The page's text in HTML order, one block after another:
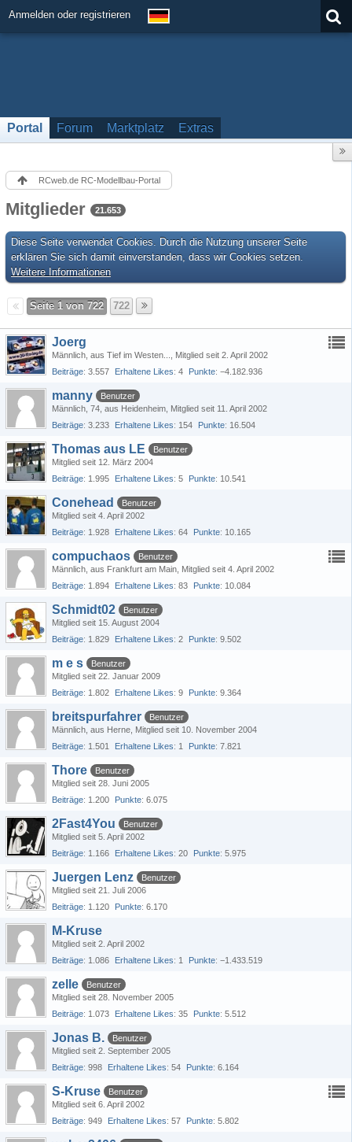
Anmelden oder registrieren
Portal Forum Marktplatz Extras
RCweb.de RC-Modellbau-Portal
Mitglieder 21.653
Diese Seite verwendet Cookies. Durch die Nutzung unserer Seite
erklären Sie sich damit einverstanden, dass wir Cookies setzen.
Weitere Informationen
Seite 1 von 722 722
Joerg
Männlich aus Tief im Westen...
Mitglied seit 2. April 2002
Beiträge 3.557 Erhaltene Likes 4 Punkte −4.182.936
manny
Benutzer
Männlich 74 aus Heidenheim Mitglied seit 11. April 2002
Beiträge 3.233 Erhaltene Likes 154 Punkte 16.504
Thomas aus LE
Benutzer
Mitglied seit 12. März 2004
Beiträge 1.995 Erhaltene Likes 5 Punkte 10.541
Conehead
Benutzer
Mitglied seit 4. April 2002
Beiträge 1.928 Erhaltene Likes 64 Punkte 10.165
compuchaos
Benutzer
Männlich aus Frankfurt am Main Mitglied seit 4. April 2002
Beiträge 1.894 Erhaltene Likes 83 Punkte 10.084
Schmidt02
Benutzer
Mitglied seit 15. August 2004
Beiträge 1.829 Erhaltene Likes 2 Punkte 9.502
m e s
Benutzer
Mitglied seit 22. Januar 2009
Beiträge 1.802 Erhaltene Likes 9 Punkte 9.364
breitspurfahrer
Benutzer
Männlich aus Herne Mitglied seit 10. November 2004
Beiträge 1.501 Erhaltene Likes 1 Punkte 7.821
Thore
Benutzer
Mitglied seit 28. Juni 2005
Beiträge 1.200 Punkte 6.075
2Fast4You
Benutzer
Mitglied seit 5. April 2002
Beiträge 1.166 Erhaltene Likes 20 Punkte 5.975
Juergen Lenz
Benutzer
Mitglied seit 21. Juli 2006
Beiträge 1.120 Punkte 6.170
M-Kruse
Mitglied seit 2. April 2002
Beiträge 1.086 Erhaltene Likes 1 Punkte −1.433.519
zelle
Benutzer
Mitglied seit 28. November 2005
Beiträge 1.073 Erhaltene Likes 35 Punkte 5.512
Jonas B.
Benutzer
Mitglied seit 2. September 2005
Beiträge 998 Erhaltene Likes 54 Punkte 6.164
S-Kruse
Benutzer
Mitglied seit 6. April 2002
Beiträge 949 Erhaltene Likes 57 Punkte 5.802